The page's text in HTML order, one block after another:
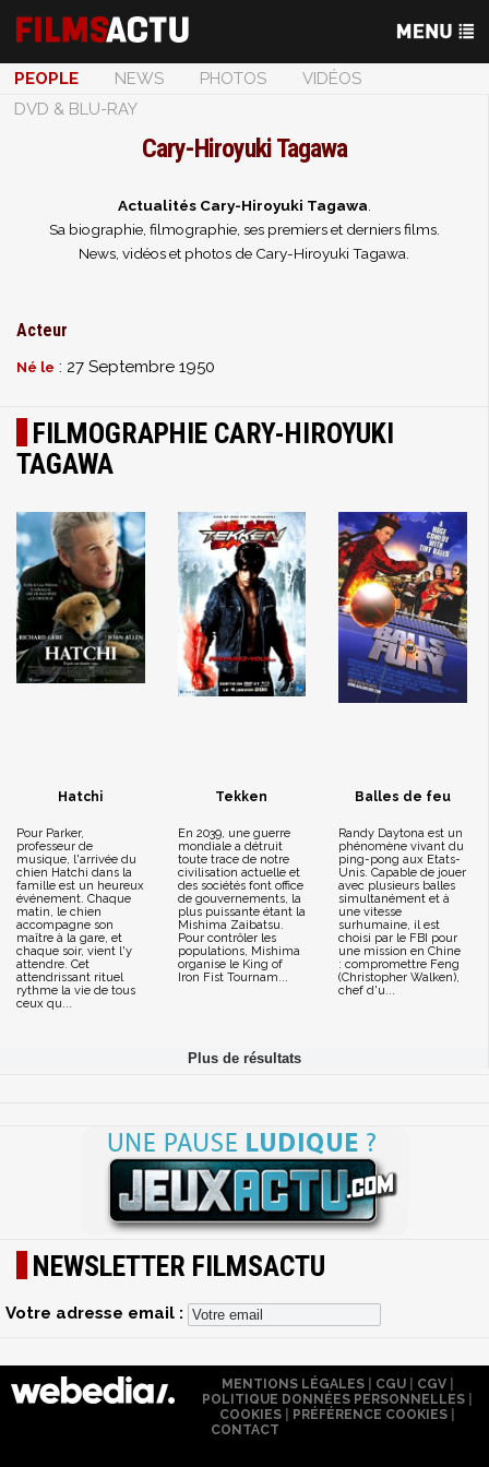
PEOPLE NEWS PHOTOS
VIDÉOS
DVD & BLU-RAY
Cary-Hiroyuki Tagawa
Actualités Cary-Hiroyuki Tagawa
Sa biographie, filmographie, ses premiers et derniers films.
News, vidéos et photos de Cary-Hiroyuki Tagawa.
Acteur
Né le : 27 Septembre 1950
FILMOGRAPHIE CARY-HIROYUKI
TAGAWA
Hatchi
Pour Parker,
professeur de
musique, l'arrivée du
chien Hatchi dans la
famille est un heureux
événement. Chaque
matin, le chien
accompagne son
maître à la gare, et
chaque soir, vient l'y
attendre. Cet
attendrissant rituel
rythme la vie de tous
ceux qu...
Tekken
En 2039, une guerre
mondiale a détruit
toute trace de notre
civilisation actuelle et
des sociétés font office
de gouvernements, la
plus puissante étant la
Mishima Zaibatsu.
Pour contrôler les
populations, Mishima
organise le King of
Iron Fist Tournam...
Balles de feu
Randy Daytona est un
phénomène vivant du
ping-pong aux Etats-
Unis. Capable de jouer
avec plusieurs balles
simultanément et à
une vitesse
surhumaine, il est
choisi par le FBI pour
une mission en Chine
: compromettre Feng
(Christopher Walken),
chef d'u...
NEWSLETTER FILMSACTU
Votre adresse email :
MENTIONS LÉGALES| CGU| CGV|
POLITIQUE DONNÉES PERSONNELLES
COOKIES
PRÉFÉRENCE COOKIES
CONTACT